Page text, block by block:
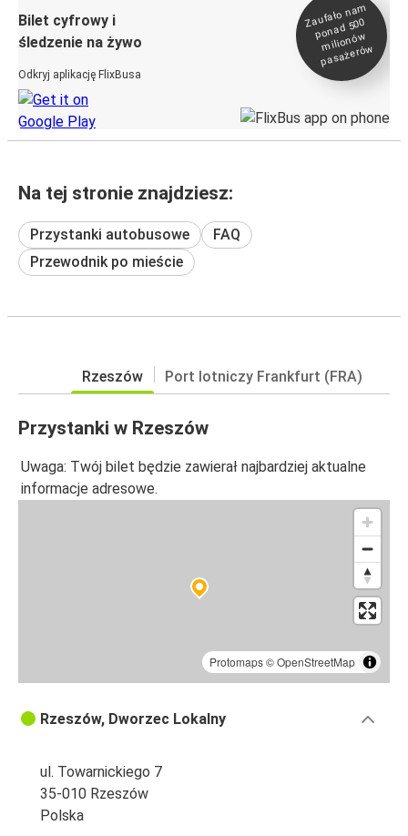
Bilet cyfrowy i
śledzenie na żywo
Odkryj aplikację FlixBusa
Zaufało na
m
ponad 500
milionó
w
pasażeró
w
Na tej stronie znajdziesz:
Przystanki autobusowe
FAQ
Przewodnik po mieście
Rzeszów Port lotniczy Frankfurt (FRA)
Przystanki w Rzeszów
Uwaga: Twój bilet będzie zawierał najbardziej aktualne
informacje adresowe.
Protomaps©OpenStreetMap
Rzeszów, Dworzec Lokalny
ul. Towarnickiego 7
35-010 Rzeszów
Polska